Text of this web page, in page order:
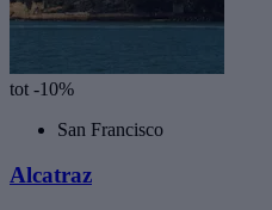
tot -10%
San Francisco
Alcatraz